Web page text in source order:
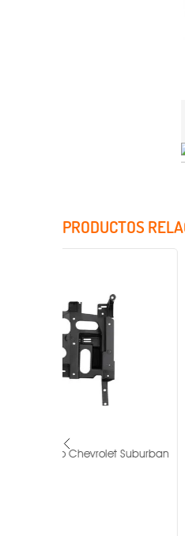
PRODUCTOS
PAR DE FARO DE
MR1-PAR-19-C237-